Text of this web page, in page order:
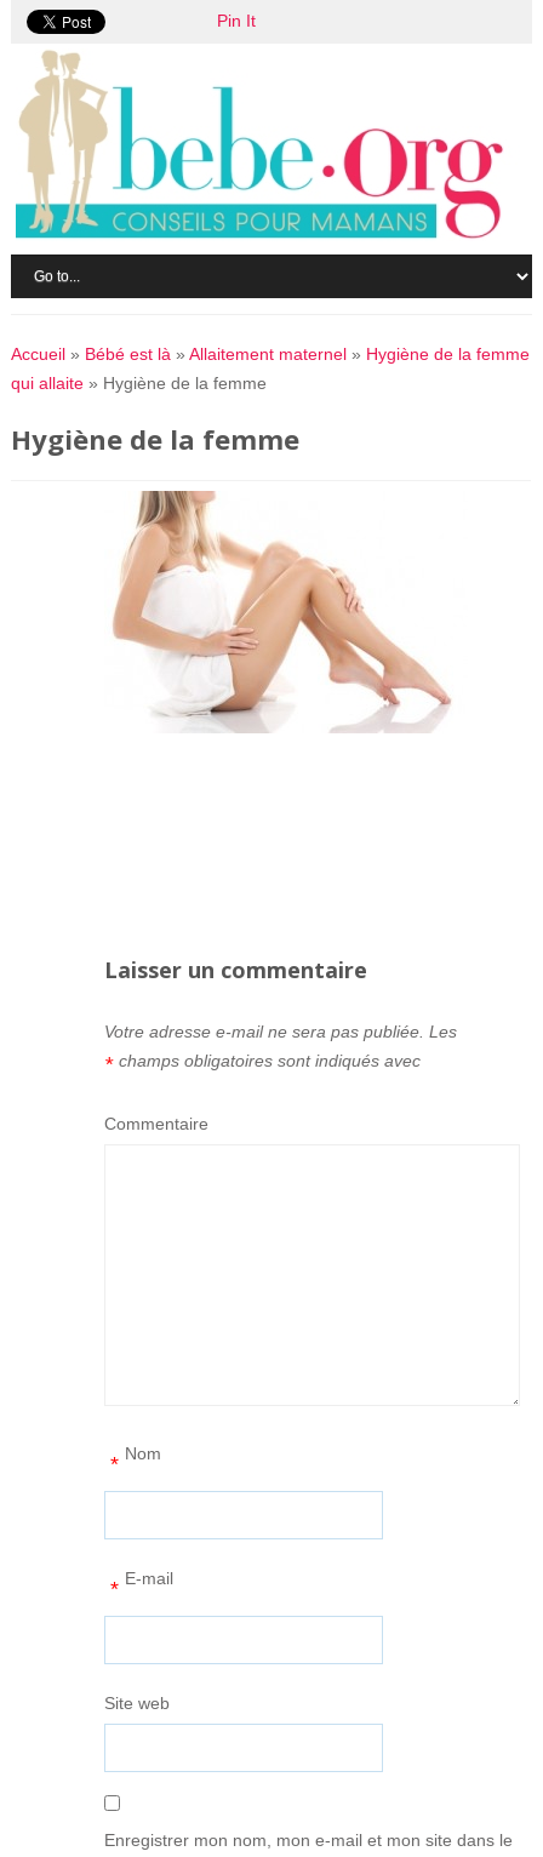
Accueil» Bébé est là » Allaitement maternel» Hygiène de la femme
qui allaite» Hygiène de la femme
Hygiène de la femme
Laisser un commentaire
Votre adresse e-mail ne sera pas publiée. Les
champs obligatoires sont indiqués avec
*
Commentaire
Nom
*
E-mail
*
Site web
Enregistrer mon nom, mon e-mail et mon site dans le
Pin It